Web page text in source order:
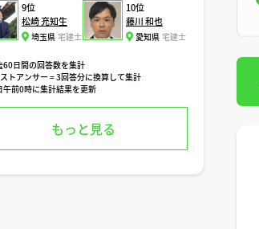
9位
松崎 充知生
宅建士
埼玉県
10位
藤川 和也
宅建士
愛知県
日間の回答数を集計
トアンサー = 3回答分に換算して集計
前0時に集計結果を更新
もっと見る